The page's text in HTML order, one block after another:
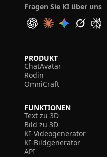
Fragen Sie KI über uns
PRODUKT
ChatAvatar
Rodin
OmniCraft
FUNKTIONEN
Text zu 3D
Bild zu 3D
KI-Videogenerator
KI-Bildgenerator
API